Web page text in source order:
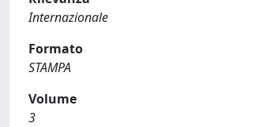
Internazionale
Formato
STAMPA
Volume
3